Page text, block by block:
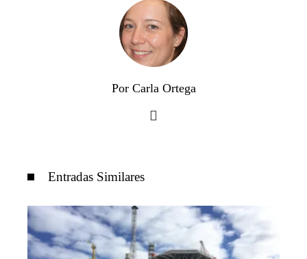
Por Carla Ortega
Entradas Similares